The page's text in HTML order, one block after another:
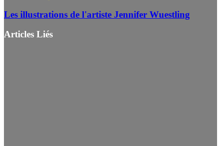
Les illustrations de l'artiste Jennifer Wuestling
Articles Liés